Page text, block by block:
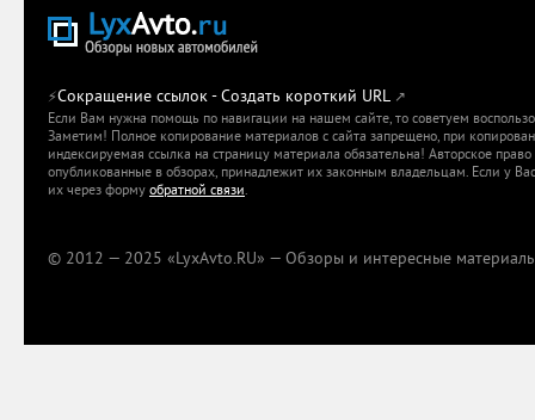
⚡Сокращение ссылок - Создать короткий URL ↗
Если Вам нужна помощь по навигации на нашем сайте, то советуем
Заметим! Полное копирование материалов с сайта запрещено, при
индексируемая ссылка на страницу материала обязательна! Авторское
опубликованные в обзорах, принадлежит их законным владельцам. Если у
их через форму обратной связи.
© 2012 — 2025 «LyxAvto.RU» — Обзоры и интересные